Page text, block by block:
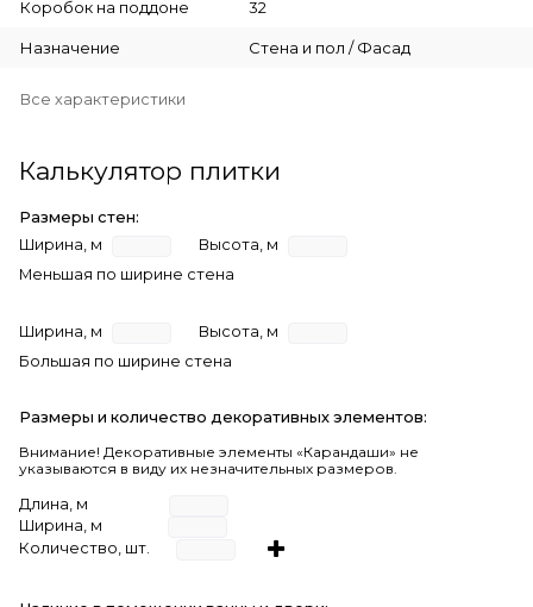
Коробок на поддоне 32
Назначение Стена и пол / Фасад
Все характеристики
Калькулятор плитки
Размеры стен:
Ширина, м
Высота, м
Меньшая по ширине стена
Ширина, м
Высота, м
Большая по ширине стена
Размеры и количество декоративных элементов:
Внимание! Декоративные элементы «Карандаши» не
указываются в виду их незначительных размеров.
Длина, м
Ширина, м
Количество, шт.